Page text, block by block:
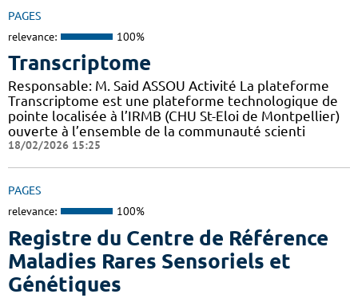
PAGES
relevance: 100%
Transcriptome
Responsable: M. Said ASSOU Activité La plateforme
Transcriptome est une plateforme technologique de
pointe localisée à l’IRMB (CHU St-Eloi de Montpellier)
ouverte à l’ensemble de la communauté scienti
18/02/2026 15:25
PAGES
relevance: 100%
Registre du Centre de Référence
Maladies Rares Sensoriels et
Génétiques